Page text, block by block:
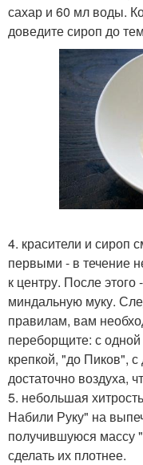
сахар и 60 мл воды.
доведите сироп до
4. красители и сироп
первыми - в течение
к центру. После
миндальную муку.
правилам, вам
переборщите: с
крепкой, "до Пиков",
достаточно
5. небольшая
Набили Руку" на
получившуюся массу
сделать их плотнее.